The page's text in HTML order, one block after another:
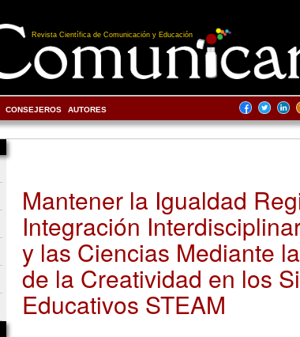
Revista Científica de Comunicación y Educación
CONSEJEROS AUTORES
Mantener la Igualdad
Integración
y las Ciencias Mediante
de la Creatividad en los
Educativos STEAM